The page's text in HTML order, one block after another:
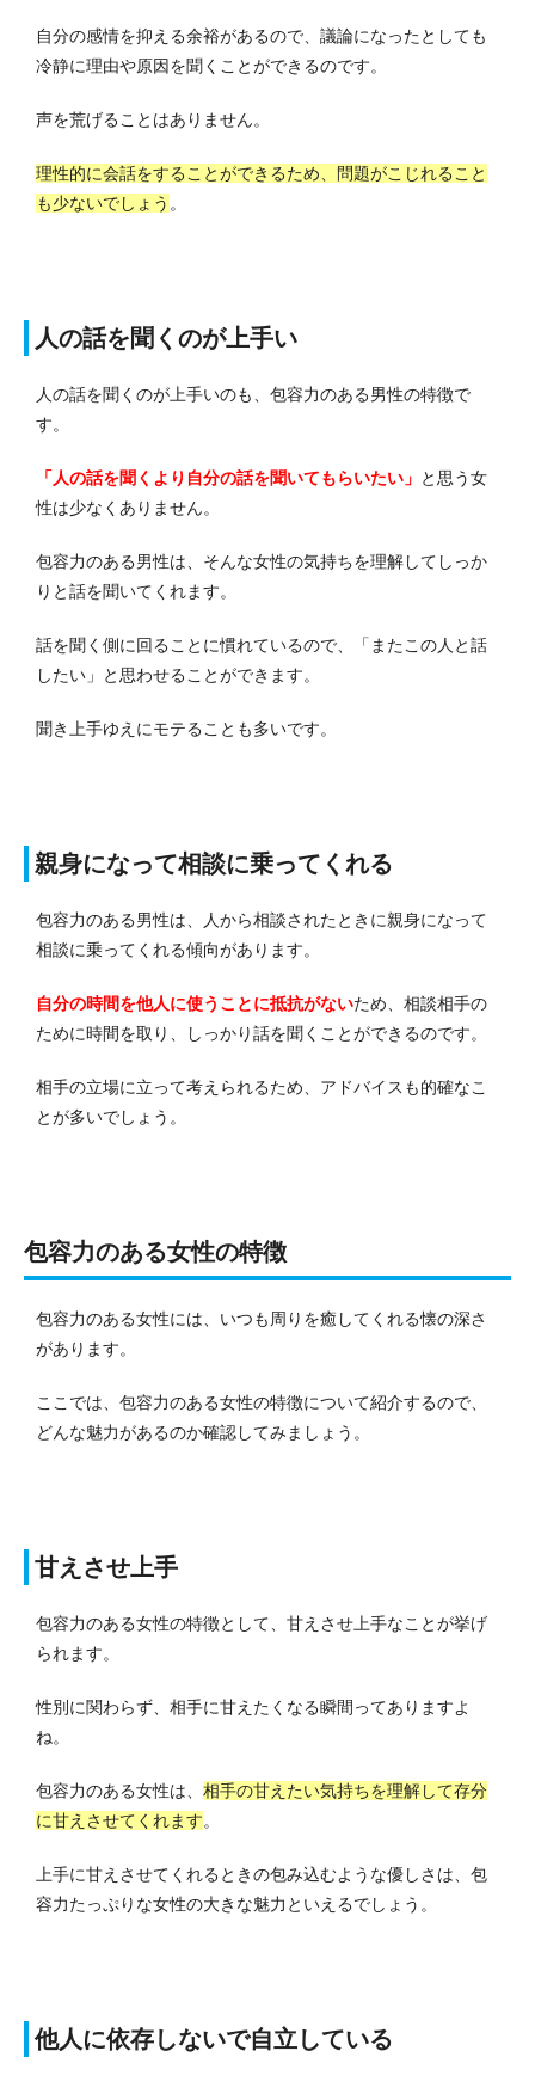
自分の感情を抑える余裕があるので、議論になったとしても
冷静に理由や原因を聞くことができるのです。
声を荒げることはありません。
理性的に会話をすることができるため、問題がこじれること
も少ないでしょう 。
人の話を聞くのが上手い
人の話を聞くのが上手いのも、包容力のある男性の特徴で
す。
「人の話を聞くより自分の話を聞いてもらいたい」 と思う女
性は少なくありません。
包容力のある男性は、そんな女性の気持ちを理解してしっか
りと話を聞いてくれます。
話を聞く側に回ることに慣れているので、「またこの人と話
したい」と思わせることができます。
聞き上手ゆえにモテることも多いです。
親身になって相談に乗ってくれる
包容力のある男性は、人から相談されたときに親身になって
相談に乗ってくれる傾向があります。
自分の時間を他人に使うことに抵抗がないため、相談相手の
ために時間を取り、しっかり話を聞くことができるのです。
相手の立場に立って考えられるため、アドバイスも的確なこ
とが多いでしょう。
包容力のある女性の特徴
包容力のある女性には、いつも周りを癒してくれる懐の深さ
があります。
ここでは、包容力のある女性の特徴について紹介するので、
どんな魅力があるのか確認してみましょう。
甘えさせ上手
包容力のある女性の特徴として、甘えさせ上手なことが挙げ
られます。
性別に関わらず、相手に甘えたくなる瞬間ってありますよ
ね。
包容力のある女性は、 相手の甘えたい気持ちを理解して存分
に甘えさせてくれます。
上手に甘えさせてくれるときの包み込むような優しさは、包
容力たっぷりな女性の大きな魅力といえるでしょう。
他人に依存しないで自立している